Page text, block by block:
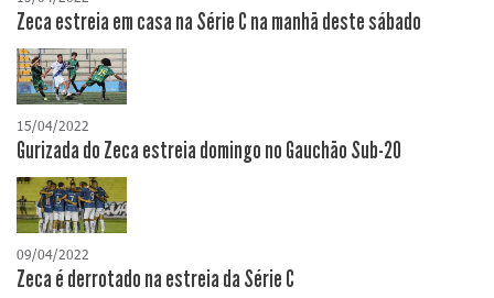
Zeca estreia em casa na Série C na manhã deste sábado
15/04/2022
Gurizada do Zeca estreia domingo no Gauchão Sub-20
09/04/2022
Zeca é derrotado na estreia da Série C